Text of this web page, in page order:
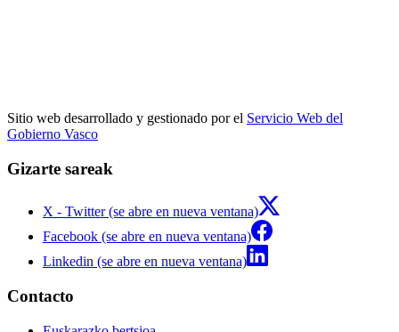
Sitio web desarrollado y gestionado por el Servicio Web del
Gobierno Vasco
Gizarte sareak
X - Twitter (se abre en nueva ventana)
Facebook (se abre en nueva ventana)
Linkedin (se abre en nueva ventana)
Contacto